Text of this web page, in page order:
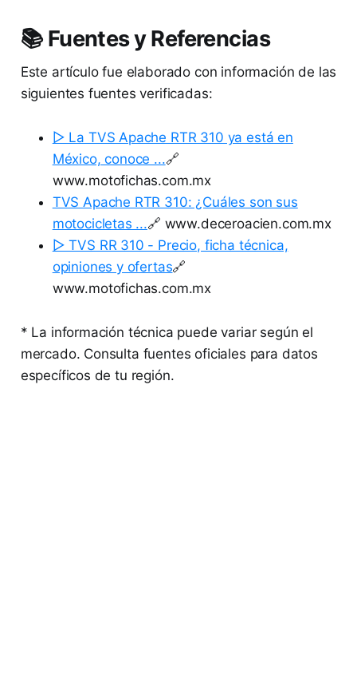
📚 Fuentes y Referencias
Este artículo fue elaborado con información de las
siguientes fuentes verificadas:
▷ La TVS Apache RTR 310 ya está en
México, conoce ...🔗
www.motofichas.com.mx
TVS Apache RTR 310: ¿Cuáles son sus
motocicletas ...🔗 www.deceroacien.com.mx
▷ TVS RR 310 - Precio, ficha técnica,
opiniones y ofertas🔗
www.motofichas.com.mx
* La información técnica puede variar según el
mercado. Consulta fuentes oficiales para datos
específicos de tu región.